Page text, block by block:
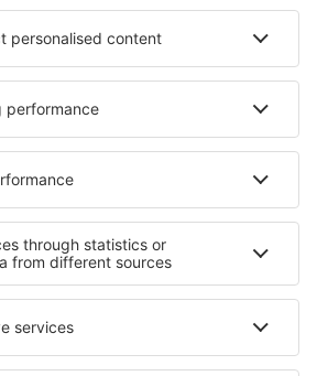
Gai Cazare în Eyguieres
Cazare în Elva
cazare - regiuni
Sharqia Cazare in Al Fayyum
Cazare in Luxor Cazare in Golful Suez
Cazare in Voievodatul Lubusz
Cazare in Napa Valley